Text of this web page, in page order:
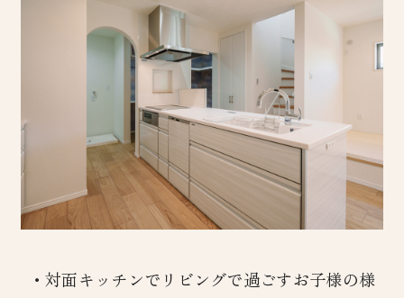
・対面キッチンでリビングで過ごすお子様の様